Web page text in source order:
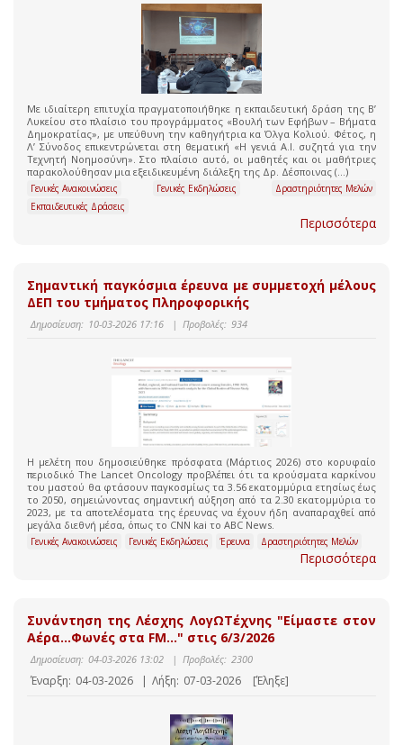
Με ιδιαίτερη επιτυχία πραγματοποιήθηκε η εκπαιδευτική δράση της Β’
Λυκείου στο πλαίσιο του προγράμματος «Βουλή των Εφήβων – Βήματα
Δημοκρατίας», με υπεύθυνη την καθηγήτρια κα Όλγα Κολιού. Φέτος, η
Λ’ Σύνοδος επικεντρώνεται στη θεματική «Η γενιά Α.Ι. συζητά για την
Τεχνητή Νοημοσύνη». Στο πλαίσιο αυτό, οι μαθητές και οι μαθήτριες
παρακολούθησαν μια εξειδικευμένη διάλεξη της Δρ. Δέσποινας (...)
Γενικές Ανακοινώσεις Γενικές Εκδηλώσεις
Δραστηριότητες Μελών
Εκπαιδευτικές Δράσεις
Περισσότερα
Σημαντική παγκόσμια έρευνα με συμμετοχή μέλους
ΔΕΠ του τμήματος Πληροφορικής
Δημοσίευση: 10-03-2026 17:16 | Προβολές: 934
Η μελέτη που δημοσιεύθηκε πρόσφατα (Μάρτιος 2026) στο κορυφαίο
περιοδικό The Lancet Oncology προβλέπει ότι τα κρούσματα καρκίνου
του μαστού θα φτάσουν παγκοσμίως τα 3.56 εκατομμύρια ετησίως έως
το 2050, σημειώνοντας σημαντική αύξηση από τα 2.30 εκατομμύρια το
2023, με τα αποτελέσματα της έρευνας να έχουν ήδη αναπαραχθεί από
μεγάλα διεθνή μέσα, όπως το CNN kai το ABC News.
Γενικές Ανακοινώσεις Γενικές Εκδηλώσεις Έρευνα Δραστηριότητες Μελών
Περισσότερα
Συνάντηση της Λέσχης ΛογΩΤέχνης "Είμαστε στον
Αέρα…Φωνές στα FM…" στις 6/3/2026
Δημοσίευση: 04-03-2026 13:02 | Προβολές: 2300
Έναρξη: 04-03-2026 | Λήξη: 07-03-2026 [Έληξε]